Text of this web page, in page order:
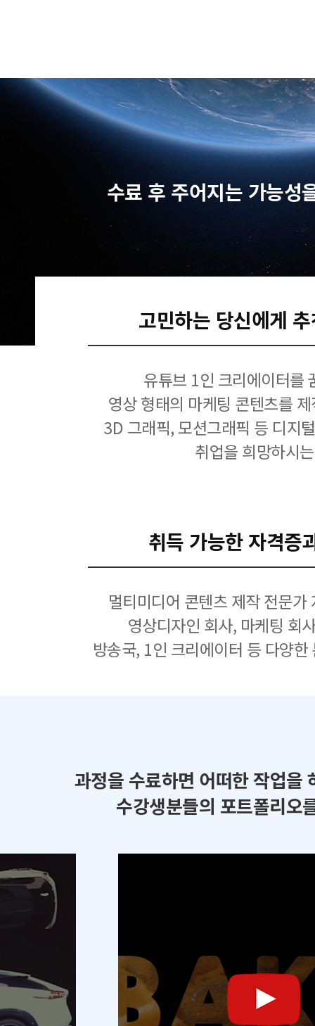
수료 후 주어지는 가능성
고민하는 당신에게
유튜브 1인 크리에이터를
영상 형태의 마케팅 콘텐츠를
3D 그래픽, 모션그래픽 등 디지
취업을 희망하시
취득 가능한 자격증
멀티미디어 콘텐츠 제작 전문가
영상디자인 회사, 마케팅 회
방송국, 1인 크리에이터 등 다양
과정을 수료하면 어떠한 작업을
수강생분들의 포트폴리오